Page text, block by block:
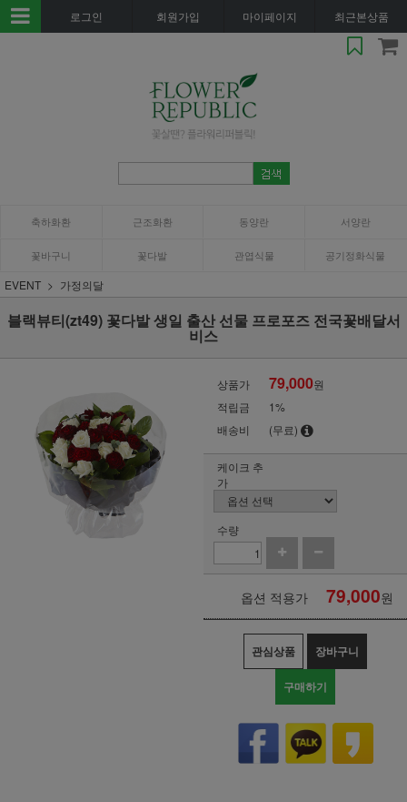
로그인 회원가입 마이페이지 최근본상품
축하화환 근조화환 동양란 서양란
꽃바구니 꽃다발 관엽식물 공기정화식물
EVENT 가정의달
블랙뷰티(zt49) 꽃다발 생일 출산 선물 프로포즈 전국꽃배달서
비스
상품가 79,000원
적립금
1%
배송비
(무료)
케이크 추
가
수량
옵션 적용가 79,000원
관심상품 장바구니
구매하기